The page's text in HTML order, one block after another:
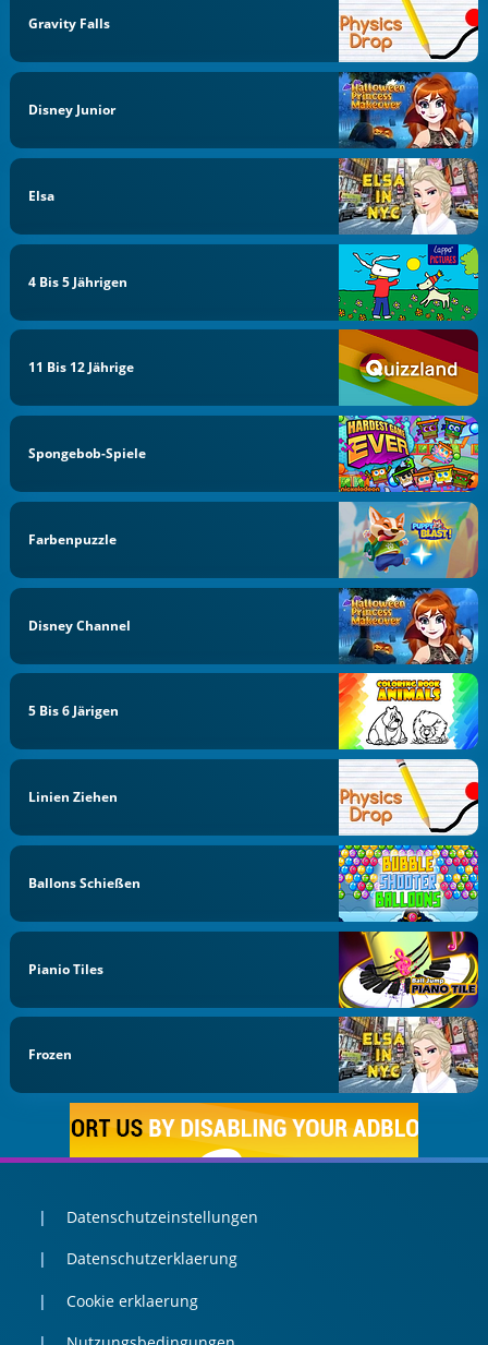
Gravity Falls
Disney Junior
Elsa
4 Bis 5 Jährigen
11 Bis 12 Jährige
Spongebob-Spiele
Farbenpuzzle
Disney Channel
5 Bis 6 Järigen
Linien Ziehen
Ballons Schießen
Pianio Tiles
Frozen
Datenschutzeinstellungen
Datenschutzerklaerung
Cookie erklaerung